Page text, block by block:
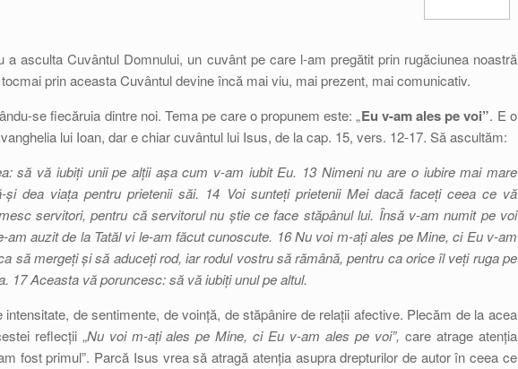
a asculta Cuvântul Domnului, un cuvânt pe care l-am pregătit prin rugăciunea noastră
prin aceasta Cuvântul devine încă mai viu, mai prezent, mai comunicativ.
se fiecăruia dintre noi. Tema pe care o propunem este: „Eu v-am ales pe voi”. E o
lui Ioan, dar e chiar cuvântul lui Isus, de la cap. 15, vers. 12-17. Să ascultăm:
să vă iubiți unii pe alții așa cum v-am iubit Eu. 13 Nimeni nu are o iubire mai mare
dea viața pentru prietenii săi. 14 Voi sunteți prietenii Mei dacă faceți ceea ce vă
servitori, pentru că servitorul nu știe ce face stăpânul lui. Însă v-am numit pe voi
am auzit de la Tatăl vi le-am făcut cunoscute. 16 Nu voi m-ați ales pe Mine, ci Eu v-am
să mergeți și să aduceți rod, iar rodul vostru să rămână, pentru ca orice îl veți ruga pe
17 Aceasta vă poruncesc: să vă iubiți unul pe altul.
de sentimente, de voință, de stăpânire de relații afective. Plecăm de la acea
reflecții „Nu voi m-ați ales pe Mine, ci Eu v-am ales pe voi”,care atrage atenția
fost primul”. Parcă Isus vrea să atragă atenția asupra drepturilor de autor în ceea ce